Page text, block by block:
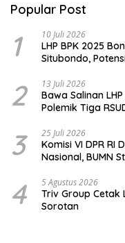
Popular Post
1 10 Juli 2026
LHP BPK 2025
Situbondo,
2 13 Juli 2026
Bawa Salinan
Polemik Tiga
3 25 Juli 2026
Komisi VI DPR RI
Nasional, BUMN
4 5 Agustus 2026
Triv Group Cetak
Sorotan